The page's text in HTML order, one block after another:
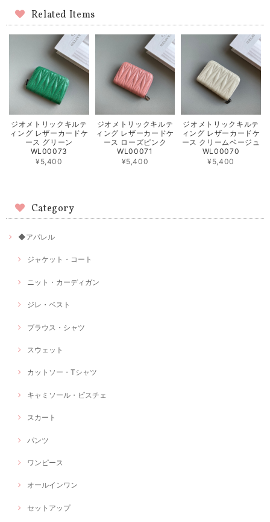
Related Items
ジオメトリックキルテ
ィング レザーカードケ
ース グリーン
WL00073
¥5,400
ジオメトリックキルテ
ィング レザーカードケ
ース ローズピンク
WL00071
¥5,400
ジオメトリックキルテ
ィング レザーカードケ
ース クリームベージュ
WL00070
¥5,400
Category
◆アパレル
ジャケット・コート
ニット・カーディガン
ジレ・ベスト
ブラウス・シャツ
スウェット
カットソー・Tシャツ
キャミソール・ビスチェ
スカート
パンツ
ワンピース
オールインワン
セットアップ